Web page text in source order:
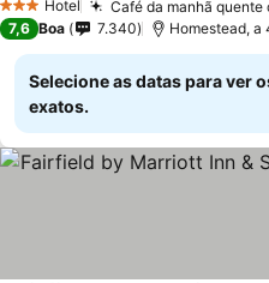
3 EstrelasHotel Café da manhã
7,6 Boa 7.340 Homestead, a
Selecione as datas para ver
exatos.